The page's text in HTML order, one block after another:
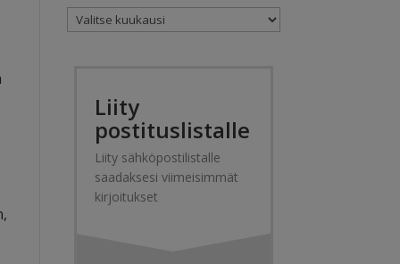
Arkistot
Liity
postituslistalle
Liity sähköpostilistalle
saadaksesi viimeisimmät
kirjoitukset